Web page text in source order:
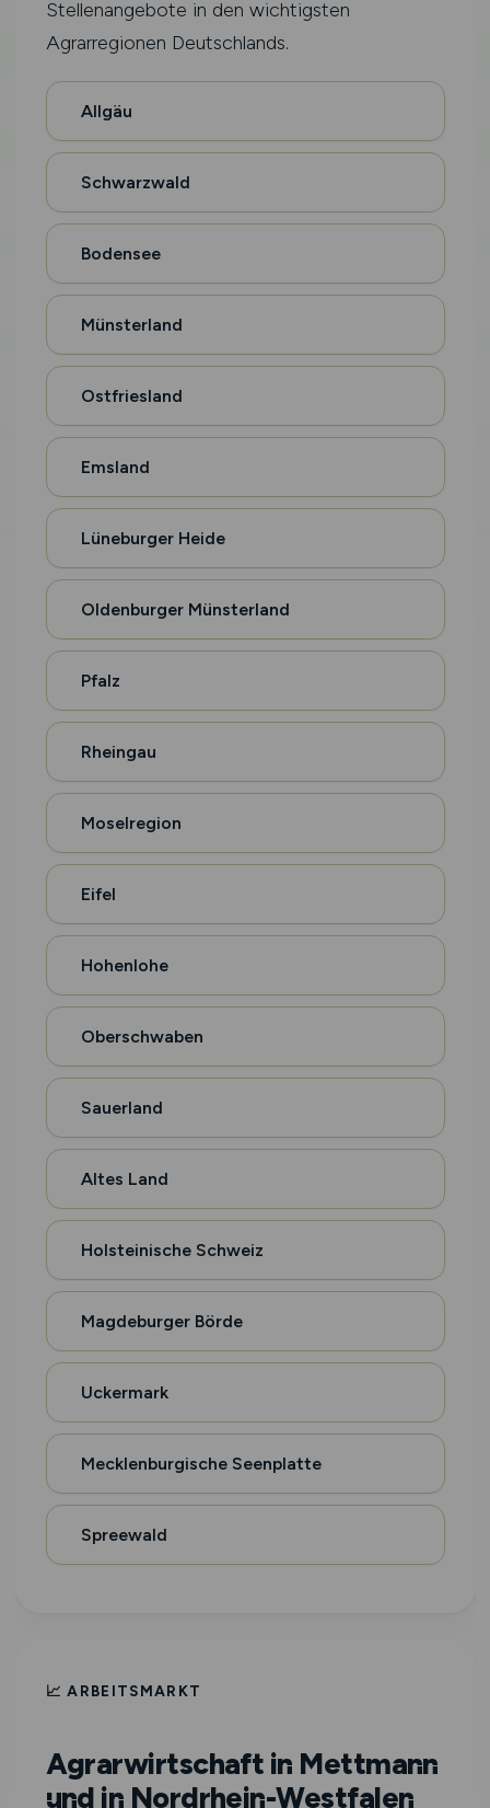
Stellenangebote in den wichtigsten
Agrarregionen Deutschlands.
Allgäu
Schwarzwald
Bodensee
Münsterland
Ostfriesland
Emsland
Lüneburger Heide
Oldenburger Münsterland
Pfalz
Rheingau
Moselregion
Eifel
Hohenlohe
Oberschwaben
Sauerland
Altes Land
Holsteinische Schweiz
Magdeburger Börde
Uckermark
Mecklenburgische Seenplatte
Spreewald
📈 ARBEITSMARKT
Agrarwirtschaft in Mettmann
und in Nordrhein-Westfalen